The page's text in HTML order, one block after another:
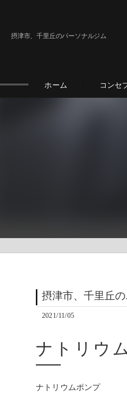
摂津市、千里丘のパーソナルジム
ホーム コンセ
摂津市、千里丘
2021/11/05
ナトリウ
ナトリウムポンプ